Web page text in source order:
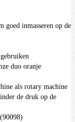
goed inmasseren op de
duo oranje
als rotary machine
de druk op de